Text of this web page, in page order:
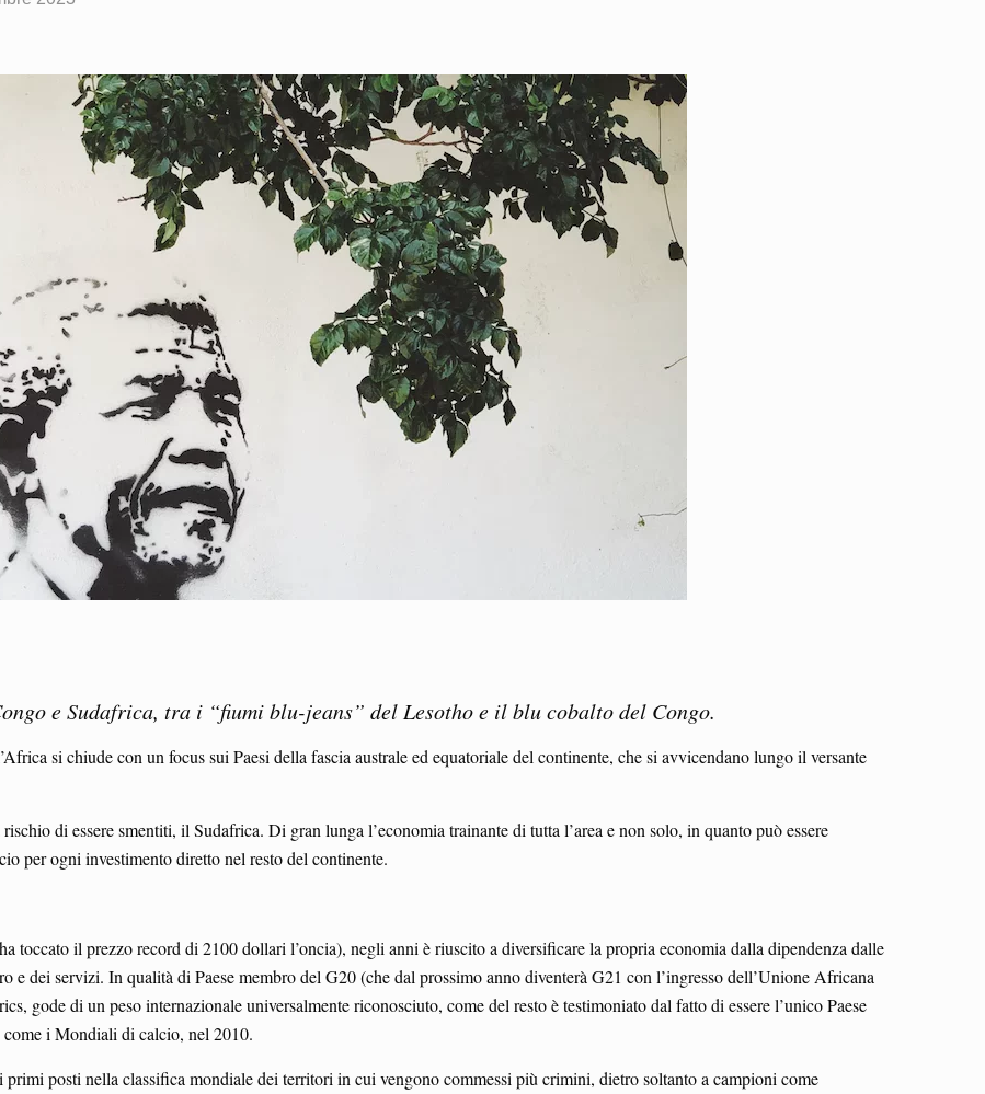
e Sudafrica, tra i “fiumi blu-jeans” del Lesotho e il blu cobalto del Congo.
si chiude con un focus sui Paesi della fascia australe ed equatoriale del continente, che si avvicendano lungo il versante
di essere smentiti, il Sudafrica. Di gran lunga l’economia trainante di tutta l’area e non solo, in quanto può essere
per ogni investimento diretto nel resto del continente.
toccato il prezzo record di 2100 dollari l’oncia), negli anni è riuscito a diversificare la propria economia dalla dipendenza dalle
e dei servizi. In qualità di Paese membro del G20 (che dal prossimo anno diventerà G21 con l’ingresso dell’Unione Africana
gode di un peso internazionale universalmente riconosciuto, come del resto è testimoniato dal fatto di essere l’unico Paese
come i Mondiali di calcio, nel 2010.
primi posti nella classifica mondiale dei territori in cui vengono commessi più crimini, dietro soltanto a campioni come